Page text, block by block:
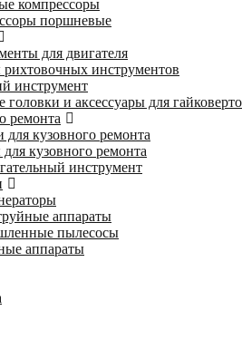
компрессоры
поршневые
для двигателя
инструментов
инструмент
головки и аксессуары для
ремонта
для кузовного ремонта
кузовного ремонта
инструмент
аппараты
пылесосы
аппараты